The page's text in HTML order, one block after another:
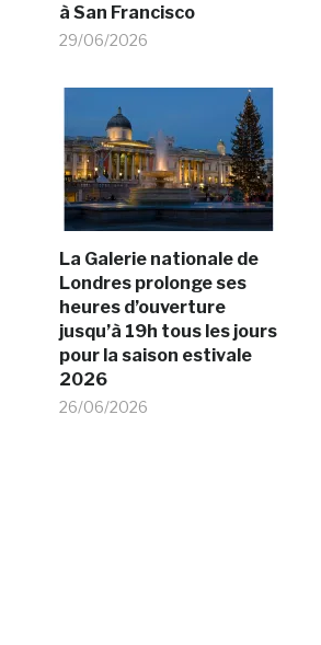
à San Francisco
29/06/2026
La Galerie nationale de
Londres prolonge ses
heures d’ouverture
jusqu’à 19h tous les jours
pour la saison estivale
2026
26/06/2026